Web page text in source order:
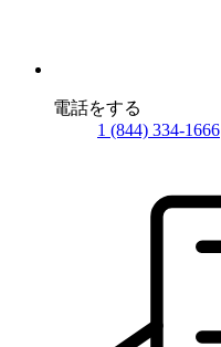
電話をする
1 (844) 334-1666